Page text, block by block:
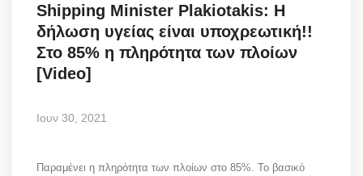
Shipping Minister Plakiotakis: Η
δήλωση υγείας είναι υποχρεωτική!!
Στο 85% η πληρότητα των πλοίων
[Video]
Ιουν 30, 2021
Παραμένει η πληρότητα των πλοίων στο 85%. Το βασικό